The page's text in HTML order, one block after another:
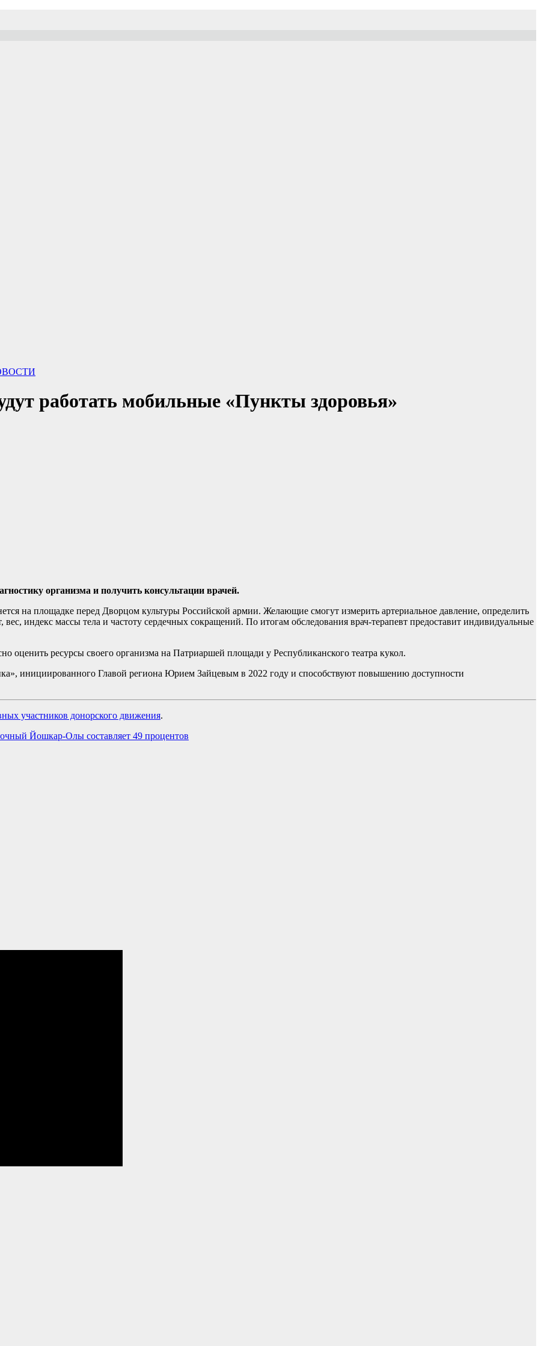
работать мобильные «Пункты здоровья»
организма и получить консультации врачей.
на площадке перед Дворцом культуры Российской армии. Желающие смогут измерить артериальное давление, определить
индекс массы тела и частоту сердечных сокращений. По итогам обследования врач-терапевт предоставит индивидуальные
оценить ресурсы своего организма на Патриаршей площади у Республиканского театра кукол.
инициированного Главой региона Юрием Зайцевым в 2022 году и способствуют повышению доступности
участников донорского движения.
Йошкар-Олы составляет 49 процентов